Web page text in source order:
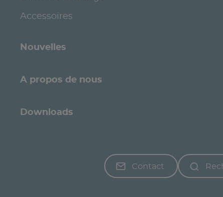
Accessoires
Nouvelles
A propos de nous
Downloads
Contact